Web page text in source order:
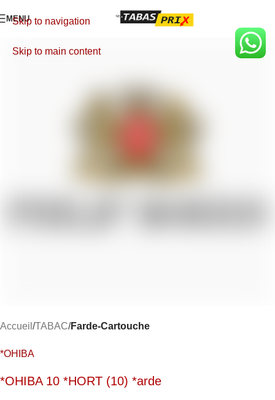
Skip to navigation
Skip to main content
MENU
Accueil TABAC Farde-Cartouche
*OHIBA
*OHIBA 10 *HORT (10) *arde